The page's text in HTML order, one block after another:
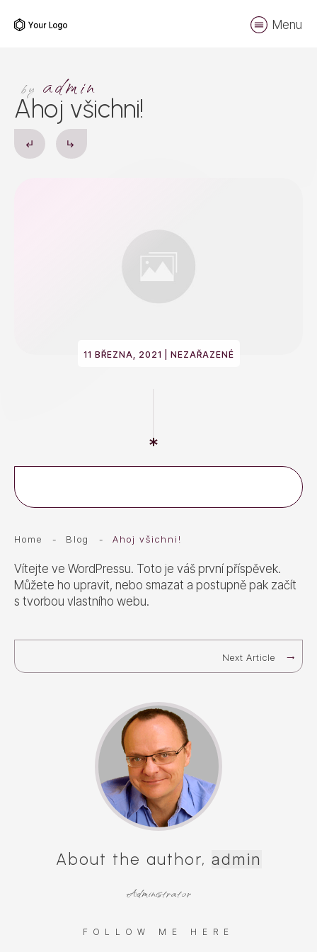
Menu
by admin
Ahoj všichni!
11 BŘEZNA, 2021 NEZAŘAZENÉ
Home - Blog - Ahoj všichni!
Vítejte ve WordPressu. Toto je váš první příspěvek.
Můžete ho upravit, nebo smazat a postupně pak začít
s tvorbou vlastního webu.
Next Article
About the author, admin
Administrator
FOLLOW ME HERE